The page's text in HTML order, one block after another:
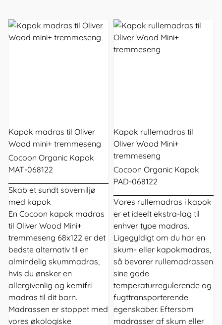
Kapok madras til Oliver
Wood mini+ tremmeseng
Cocoon Organic Kapok
MAT-068122
Skab et sundt sovemiljø
med kapok
En Cocoon kapok madras
til Oliver Wood Mini+
tremmeseng 68x122 er det
bedste alternativ til en
almindelig skummadras,
hvis du ønsker en
allergivenlig og kemifri
madras til dit barn.
Madrassen er stoppet med
vores økologiske
Kapok rullemadras til
Oliver Wood Mini+
tremmeseng
Cocoon Organic Kapok
PAD-068122
Vores rullemadras i kapok
er et ideelt ekstra-lag til
enhver type madras.
Ligegyldigt om du har en
skum- eller kapokmadras,
så bevarer rullemadrassen
sine gode
temperaturregulerende og
fugttransporterende
egenskaber. Eftersom
madrasser af skum eller